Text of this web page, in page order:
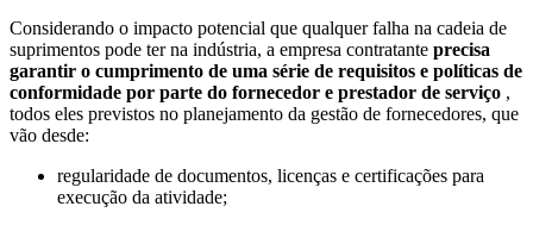
Considerando o impacto potencial que qualquer falha na cadeia de
suprimentos pode ter na indústria, a empresa contratante precisa
garantir o cumprimento de uma série de requisitos e políticas de
conformidade por parte do fornecedor e prestador de serviço ,
todos eles previstos no planejamento da gestão de fornecedores, que
vão desde:
regularidade de documentos, licenças e certificações para
execução da atividade;